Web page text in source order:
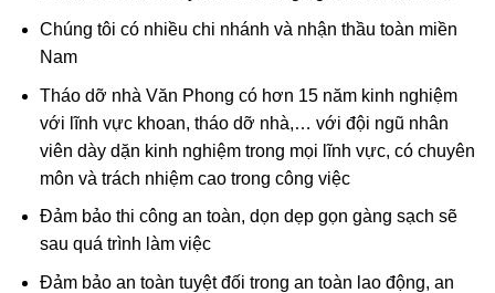
Chúng tôi có nhiều chi nhánh và nhận thầu toàn miền
Nam
Tháo dỡ nhà Văn Phong có hơn 15 năm kinh nghiệm
với lĩnh vực khoan, tháo dỡ nhà,… với đội ngũ nhân
viên dày dặn kinh nghiệm trong mọi lĩnh vực, có chuyên
môn và trách nhiệm cao trong công việc
Đảm bảo thi công an toàn, dọn dẹp gọn gàng sạch sẽ
sau quá trình làm việc
Đảm bảo an toàn tuyệt đối trong an toàn lao động, an